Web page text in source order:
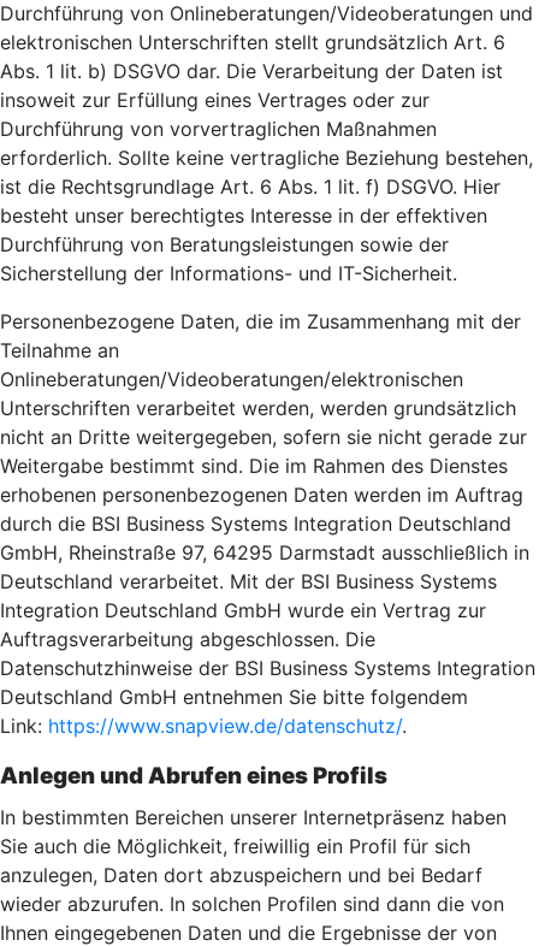
Durchführung von Onlineberatungen/Videoberatungen und
elektronischen Unterschriften stellt grundsätzlich Art. 6
Abs. 1 lit. b) DSGVO dar. Die Verarbeitung der Daten ist
insoweit zur Erfüllung eines Vertrages oder zur
Durchführung von vorvertraglichen Maßnahmen
erforderlich. Sollte keine vertragliche Beziehung bestehen,
ist die Rechtsgrundlage Art. 6 Abs. 1 lit. f) DSGVO. Hier
besteht unser berechtigtes Interesse in der effektiven
Durchführung von Beratungsleistungen sowie der
Sicherstellung der Informations- und IT-Sicherheit.
Personenbezogene Daten, die im Zusammenhang mit der
Teilnahme an
Onlineberatungen/Videoberatungen/elektronischen
Unterschriften verarbeitet werden, werden grundsätzlich
nicht an Dritte weitergegeben, sofern sie nicht gerade zur
Weitergabe bestimmt sind. Die im Rahmen des Dienstes
erhobenen personenbezogenen Daten werden im Auftrag
durch die BSI Business Systems Integration Deutschland
GmbH, Rheinstraße 97, 64295 Darmstadt ausschließlich in
Deutschland verarbeitet. Mit der BSI Business Systems
Integration Deutschland GmbH wurde ein Vertrag zur
Auftragsverarbeitung abgeschlossen. Die
Datenschutzhinweise der BSI Business Systems Integration
Deutschland GmbH entnehmen Sie bitte folgendem
Link: https://www.snapview.de/datenschutz/.
Anlegen und Abrufen eines Profils
In bestimmten Bereichen unserer Internetpräsenz haben
Sie auch die Möglichkeit, freiwillig ein Profil für sich
anzulegen, Daten dort abzuspeichern und bei Bedarf
wieder abzurufen. In solchen Profilen sind dann die von
Ihnen eingegebenen Daten und die Ergebnisse der von